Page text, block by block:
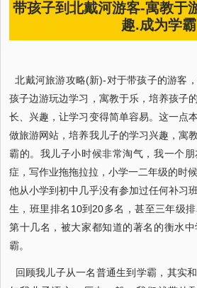
带孩子到北戴河游客-寓教于
趣.成为学霸
北戴河旅游攻略(新)-对于带孩子的游客
孩子边游玩边学习，寓教于乐，培养孩子
长、兴趣，让学习变得简单容易。这一点
做旅游网站，培养我儿子的学习兴趣，寓
霸的。我儿子小时候非常淘气，我一个
症，写作业拖拖拉拉，小学一二年级的时
他从小学到初中几乎没有参加过任何补习
生，班里排名10到20多名，甚至三年级
第十几名，被大家都知道的著名的衡水
霸。
回顾我儿子从一名普通生到学霸，其实